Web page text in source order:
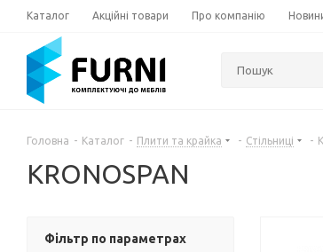
Каталог Акційні товари Про компанію
Головна - Каталог - Плити та крайка - Стільниці -
KRONOSPAN
Фільтр по параметрах